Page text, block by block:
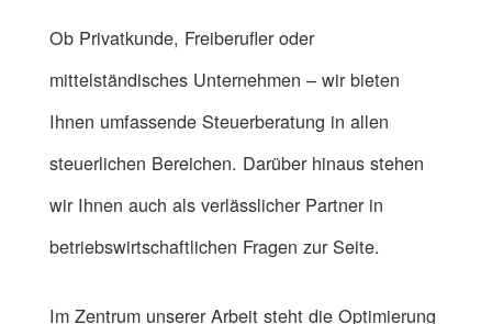
Ob Privatkunde, Freiberufler oder
mittelständisches Unternehmen – wir bieten
Ihnen umfassende Steuerberatung in allen
steuerlichen Bereichen. Darüber hinaus stehen
wir Ihnen auch als verlässlicher Partner in
betriebswirtschaftlichen Fragen zur Seite.
Im Zentrum unserer Arbeit steht die Optimierung